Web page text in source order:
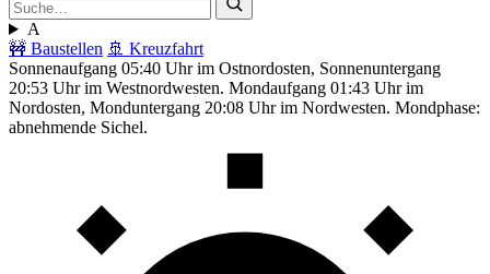
A
🚧 Baustellen 🚢 Kreuzfahrt
Sonnenaufgang 05:40 Uhr im Ostnordosten, Sonnenuntergang
20:53 Uhr im Westnordwesten. Mondaufgang 01:43 Uhr im
Nordosten, Monduntergang 20:08 Uhr im Nordwesten. Mondphase:
abnehmende Sichel.